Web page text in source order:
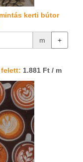
kerti bútor
m +
felett: 1.881 Ft / m